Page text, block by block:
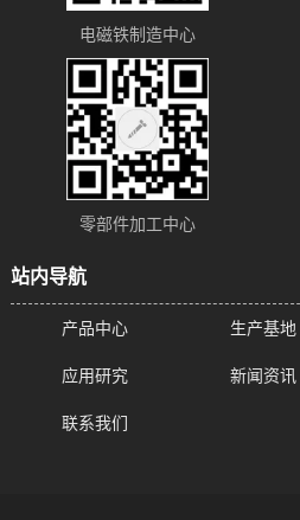
电磁铁制造中心
零部件加工中心
站内导航
产品中心 生产基地
应用研究 新闻资讯
联系我们